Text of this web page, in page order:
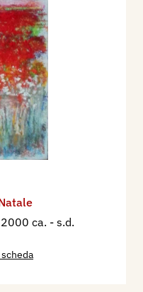
ca. - s.d.